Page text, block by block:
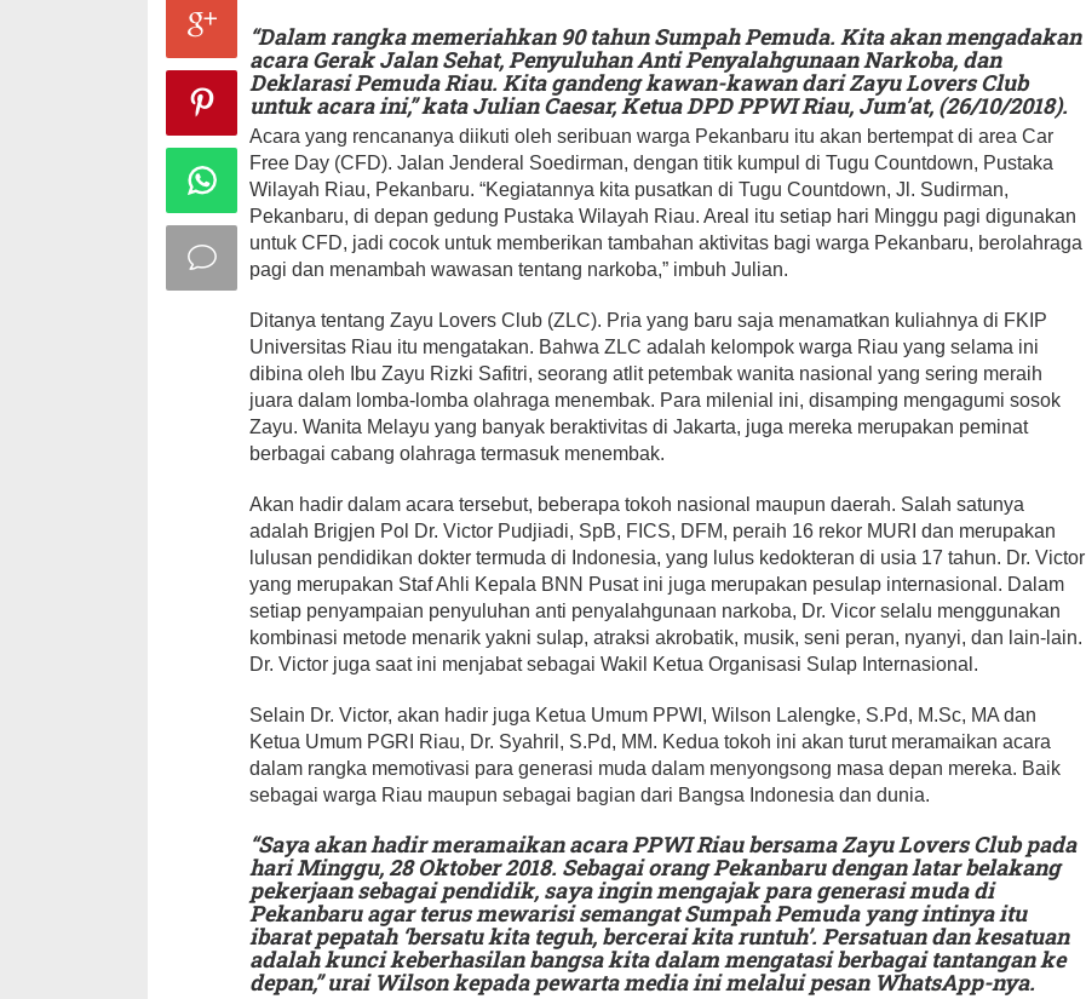
“Dalam rangka memeriahkan 90 tahun Sumpah Pemuda. Kita akan mengadakan
acara Gerak Jalan Sehat, Penyuluhan Anti Penyalahgunaan Narkoba, dan
Deklarasi Pemuda Riau. Kita gandeng kawan-kawan dari Zayu Lovers Club
untuk acara ini,” kata Julian Caesar, Ketua DPD PPWI Riau, Jum’at, (26/10/2018).
Acara yang rencananya diikuti oleh seribuan warga Pekanbaru itu akan bertempat di area Car
Free Day (CFD). Jalan Jenderal Soedirman, dengan titik kumpul di Tugu Countdown, Pustaka
Wilayah Riau, Pekanbaru. “Kegiatannya kita pusatkan di Tugu Countdown, Jl. Sudirman,
Pekanbaru, di depan gedung Pustaka Wilayah Riau. Areal itu setiap hari Minggu pagi digunakan
untuk CFD, jadi cocok untuk memberikan tambahan aktivitas bagi warga Pekanbaru, berolahraga
pagi dan menambah wawasan tentang narkoba,” imbuh Julian.
Ditanya tentang Zayu Lovers Club (ZLC). Pria yang baru saja menamatkan kuliahnya di FKIP
Universitas Riau itu mengatakan. Bahwa ZLC adalah kelompok warga Riau yang selama ini
dibina oleh Ibu Zayu Rizki Safitri, seorang atlit petembak wanita nasional yang sering meraih
juara dalam lomba-lomba olahraga menembak. Para milenial ini, disamping mengagumi sosok
Zayu. Wanita Melayu yang banyak beraktivitas di Jakarta, juga mereka merupakan peminat
berbagai cabang olahraga termasuk menembak.
Akan hadir dalam acara tersebut, beberapa tokoh nasional maupun daerah. Salah satunya
adalah Brigjen Pol Dr. Victor Pudjiadi, SpB, FICS, DFM, peraih 16 rekor MURI dan merupakan
lulusan pendidikan dokter termuda di Indonesia, yang lulus kedokteran di usia 17 tahun. Dr. Victor
yang merupakan Staf Ahli Kepala BNN Pusat ini juga merupakan pesulap internasional. Dalam
setiap penyampaian penyuluhan anti penyalahgunaan narkoba, Dr. Vicor selalu menggunakan
kombinasi metode menarik yakni sulap, atraksi akrobatik, musik, seni peran, nyanyi, dan lain-lain.
Dr. Victor juga saat ini menjabat sebagai Wakil Ketua Organisasi Sulap Internasional.
Selain Dr. Victor, akan hadir juga Ketua Umum PPWI, Wilson Lalengke, S.Pd, M.Sc, MA dan
Ketua Umum PGRI Riau, Dr. Syahril, S.Pd, MM. Kedua tokoh ini akan turut meramaikan acara
dalam rangka memotivasi para generasi muda dalam menyongsong masa depan mereka. Baik
sebagai warga Riau maupun sebagai bagian dari Bangsa Indonesia dan dunia.
“Saya akan hadir meramaikan acara PPWI Riau bersama Zayu Lovers Club pada
hari Minggu, 28 Oktober 2018. Sebagai orang Pekanbaru dengan latar belakang
pekerjaan sebagai pendidik, saya ingin mengajak para generasi muda di
Pekanbaru agar terus mewarisi semangat Sumpah Pemuda yang intinya itu
ibarat pepatah ‘bersatu kita teguh, bercerai kita runtuh’. Persatuan dan kesatuan
adalah kunci keberhasilan bangsa kita dalam mengatasi berbagai tantangan ke
depan,” urai Wilson kepada pewarta media ini melalui pesan WhatsApp-nya.